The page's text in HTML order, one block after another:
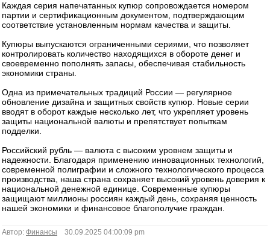
Каждая серия напечатанных купюр сопровождается номером
партии и сертификационным документом, подтверждающим
соответствие установленным нормам качества и защиты.
Купюры выпускаются ограниченными сериями, что позволяет
контролировать количество находящихся в обороте денег и
своевременно пополнять запасы, обеспечивая стабильность
экономики страны.
Одна из примечательных традиций России — регулярное
обновление дизайна и защитных свойств купюр. Новые серии
вводят в оборот каждые несколько лет, что укрепляет уровень
защиты национальной валюты и препятствует попыткам
подделки.
Российский рубль — валюта с высоким уровнем защиты и
надежности. Благодаря применению инновационных технологий,
современной полиграфии и сложного технологического процесса
производства, наша страна сохраняет высокий уровень доверия к
национальной денежной единице. Современные купюры
защищают миллионы россиян каждый день, сохраняя ценность
нашей экономики и финансовое благополучие граждан.
Автор: Финансы 30.09.2025 04:00:09 pm